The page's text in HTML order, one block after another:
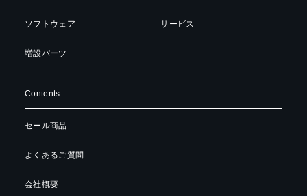
ソフトウェア
増設パーツ
サービス
Contents
セール商品
よくあるご質問
会社概要